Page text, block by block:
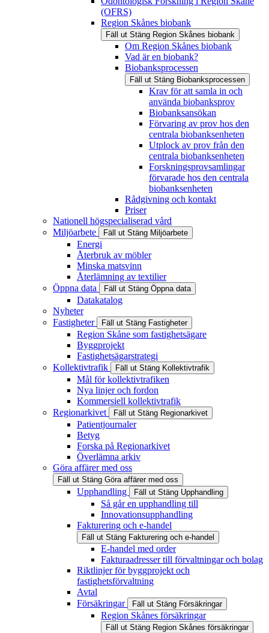
(OFRS)
Region Skånes biobank
Fäll ut Stäng Region Skånes biobank
Om Region Skånes biobank
Vad är en biobank?
Biobanksprocessen
Fäll ut Stäng Biobanksprocessen
Krav för att samla in och
använda biobanksprov
Biobanksansökan
Förvaring av prov hos den
centrala biobanksenheten
Utplock av prov från den
centrala biobanksenheten
Forskningsprovsamlingar
förvarade hos den centrala
biobanksenheten
Rådgivning och kontakt
Priser
Nationell högspecialiserad vård
Miljöarbete
Fäll ut Stäng Miljöarbete
Energi
Återbruk av möbler
Minska matsvinn
Återlämning av textilier
Öppna data
Fäll ut Stäng Öppna data
Datakatalog
Nyheter
Fastigheter
Fäll ut Stäng Fastigheter
Region Skåne som fastighetsägare
Byggprojekt
Fastighetsägarstrategi
Kollektivtrafik
Fäll ut Stäng Kollektivtrafik
Mål för kollektivtrafiken
Nya linjer och fordon
Kommersiell kollektivtrafik
Regionarkivet
Fäll ut Stäng Regionarkivet
Patientjournaler
Betyg
Forska på Regionarkivet
Överlämna arkiv
Göra affärer med oss
Fäll ut Stäng Göra affärer med oss
Upphandling Fäll ut Stäng Upphandling
Så går en upphandling till
Innovationsupphandling
Fakturering och e-handel
Fäll ut Stäng Fakturering och e-handel
E-handel med order
Fakturaadresser till förvaltningar och bolag
Riktlinjer för byggprojekt och
fastighetsförvaltning
Avtal
Försäkringar
Fäll ut Stäng Försäkringar
Region Skånes försäkringar
Fäll ut Stäng Region Skånes försäkringar